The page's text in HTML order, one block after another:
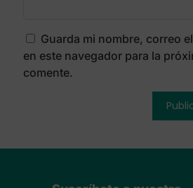
Guarda mi nombre, correo
en este navegador para la
comente.